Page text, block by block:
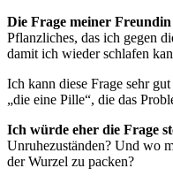
Die Frage meiner
Pflanzliches, das ich gegen
damit ich wieder schlafen
Ich kann diese Frage sehr
„die eine Pille“, die das
Ich würde eher die Frage
Unruhezuständen? Und wo
der Wurzel zu packen?